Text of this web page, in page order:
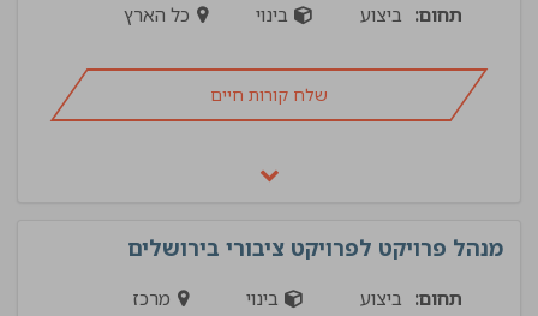
תחום: ביצוע בינוי כל הארץ
שלח קורות חיים
מנהל פרויקט לפרויקט ציבורי בירושלים
תחום: ביצוע בינוי מרכז